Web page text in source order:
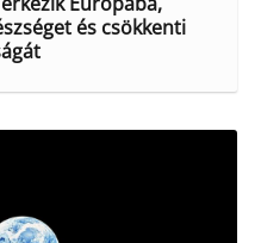
és csökkenti